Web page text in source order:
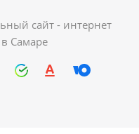
сайт - интернет
Самаре